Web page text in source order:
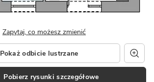
Zapytaj, co możesz zmienić
Pokaż odbicie lustrzane
Pobierz rysunki szczegółowe